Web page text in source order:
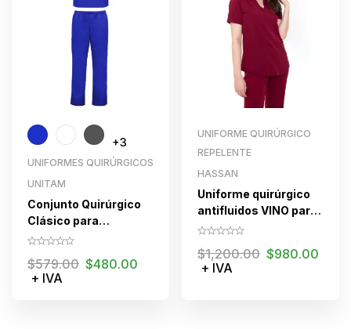
+3
UNIFORMES QUIRÚRGICOS
UNITAM
Conjunto Quirúrgico
Clásico para
caballero
$579.00 $480.00
+ IVA
UNIFORME QUIRÚRGICO
REPELENTE
HASSAN
Uniforme quirúrgico
antifluidos VINO para
dama
$1,200.00 $980.00
+ IVA